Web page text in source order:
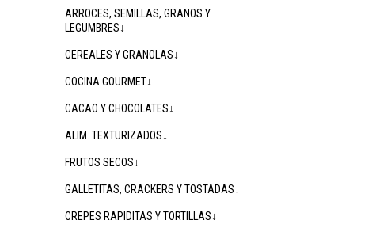
ARROCES, SEMILLAS, GRANOS Y
LEGUMBRES↓
CEREALES Y GRANOLAS↓
COCINA GOURMET↓
CACAO Y CHOCOLATES↓
ALIM. TEXTURIZADOS↓
FRUTOS SECOS↓
GALLETITAS, CRACKERS Y TOSTADAS↓
CREPES RAPIDITAS Y TORTILLAS↓